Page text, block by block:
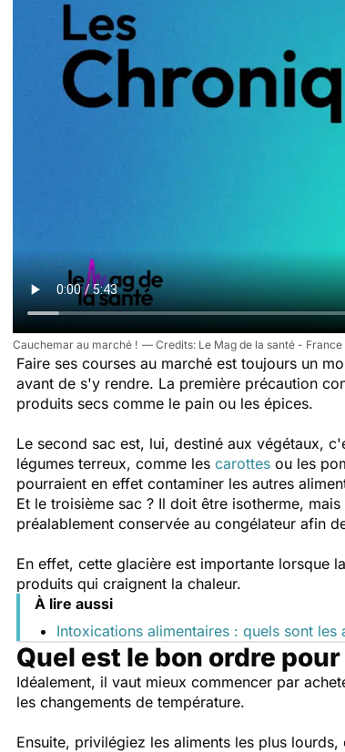
Cauchemar au marché ! Le Mag de la santé - France
Faire ses courses au marché est toujours un
avant de s'y rendre. La première précaution
produits secs comme le pain ou les épices.
Le second sac est, lui, destiné aux végétaux,
légumes terreux, comme les carottes ou les
pourraient en effet contaminer les autres
Et le troisième sac ? Il doit être isotherme,
préalablement conservée au congélateur afin
En effet, cette glacière est importante lorsque
produits qui craignent la chaleur.
À lire aussi
Intoxications alimentaires : quels sont les
Quel est le bon ordre
Idéalement, il vaut mieux commencer par
les changements de température.
Ensuite, privilégiez les aliments les plus